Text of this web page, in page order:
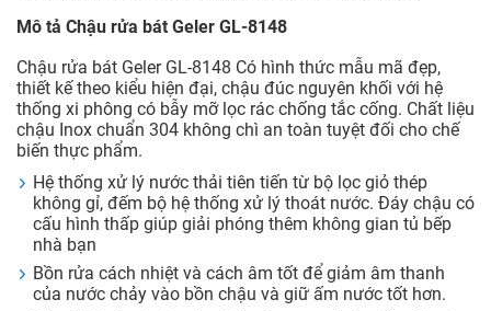
Mô tả Chậu rửa bát Geler GL-8148
Chậu rửa bát Geler GL-8148 Có hình thức mẫu mã đẹp,
thiết kế theo kiểu hiện đại, chậu đúc nguyên khối với hệ
thống xi phông có bẫy mỡ lọc rác chống tắc cống. Chất liệu
chậu Inox chuẩn 304 không chì an toàn tuyệt đối cho chế
biến thực phẩm.
Hệ thống xử lý nước thải tiên tiến từ bộ lọc giỏ thép
không gỉ, đếm bộ hệ thống xử lý thoát nước. Đáy chậu có
cấu hình thấp giúp giải phóng thêm không gian tủ bếp
nhà bạn
Bồn rửa cách nhiệt và cách âm tốt để giảm âm thanh
của nước chảy vào bồn chậu và giữ ấm nước tốt hơn.